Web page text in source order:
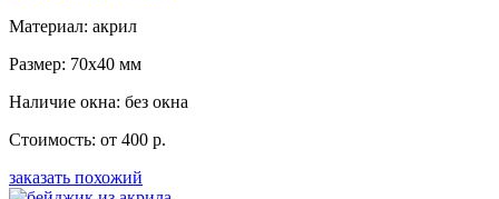
Материал: акрил
Размер: 70x40 мм
Наличие окна: без окна
Стоимость: от 400 р.
заказать похожий